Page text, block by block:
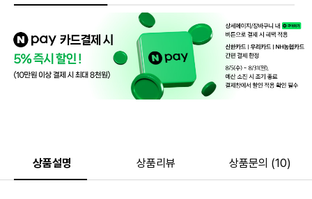
상품설명 상품리뷰 상품문의 (10)